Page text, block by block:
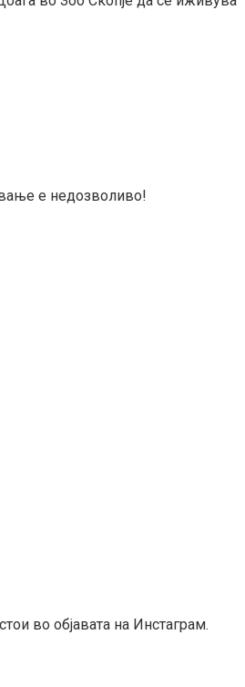
е недозволиво!
во објавата на Инстаграм.